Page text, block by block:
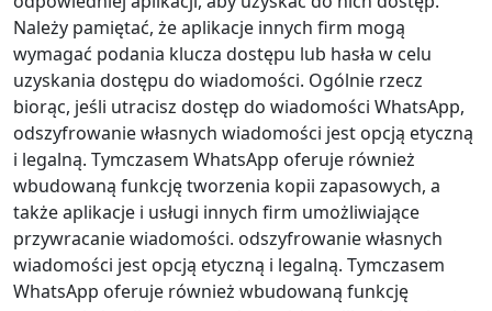
Należy pamiętać, że aplikacje innych firm mogą
wymagać podania klucza dostępu lub hasła w celu
uzyskania dostępu do wiadomości. Ogólnie rzecz
biorąc, jeśli utracisz dostęp do wiadomości WhatsApp,
odszyfrowanie własnych wiadomości jest opcją etyczną
i legalną. Tymczasem WhatsApp oferuje również
wbudowaną funkcję tworzenia kopii zapasowych, a
także aplikacje i usługi innych firm umożliwiające
przywracanie wiadomości. odszyfrowanie własnych
wiadomości jest opcją etyczną i legalną. Tymczasem
WhatsApp oferuje również wbudowaną funkcję